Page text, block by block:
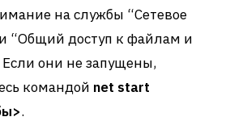
на службы “Сетевое
“Общий доступ к файлам и
они не запущены,
командой net start
.